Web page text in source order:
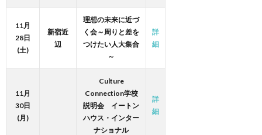
11月
28日
(土)
新宿近
辺
理想の未来に近づ
く会～周りと差を
つけたい人大集合
～
詳
細
11月
30日
(月)
Culture
Connection学校
説明会 イートン
ハウス・インター
ナショナル
詳
細